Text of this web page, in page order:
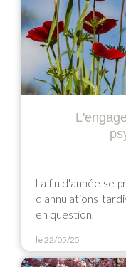
La fin d'année se
d'annulations
en question.
le 22/05/25